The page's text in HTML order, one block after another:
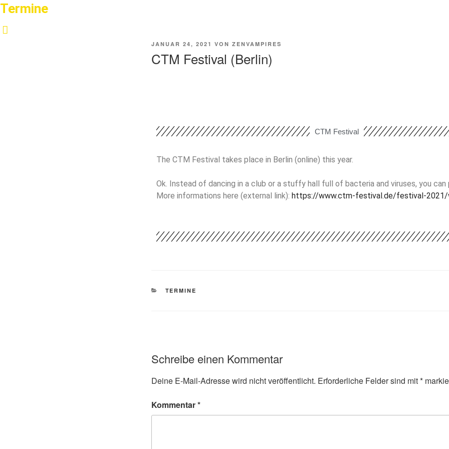
Termine
JANUAR 24, 2021 VON ZENVAMPIRES
CTM Festival (Berlin)
CTM Festival
The CTM Festival takes place in Berlin (online) this year.
Ok. Instead of dancing in a club or a stuffy hall full of bacteria and viruses, you
More informations here (external link): https://www.ctm-festival.de/festival-
TERMINE
Schreibe einen Kommentar
Deine E-Mail-Adresse wird nicht veröffentlicht. Erforderliche Felder sind mit*
Kommentar*